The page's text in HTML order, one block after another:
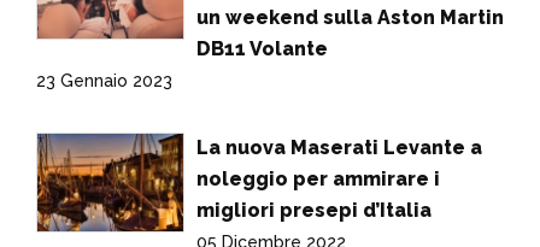
un weekend sulla Aston Martin
DB11 Volante
23 Gennaio 2023
La nuova Maserati Levante a
noleggio per ammirare i
migliori presepi d’Italia
05 Dicembre 2022